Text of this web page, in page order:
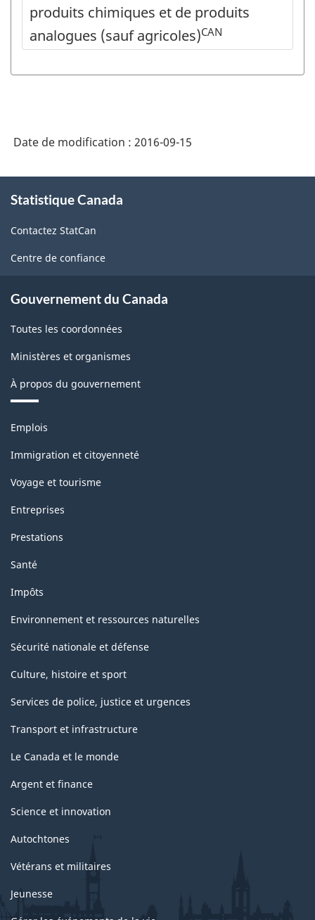
produits chimiques et de produits
analogues (sauf agricoles)CAN
Date de modification : 2016-09-15
propos
ce
site
Statistique Canada
Contactez StatCan
Centre de confiance
Gouvernement du Canada
Toutes les coordonnées
Ministères et organismes
À propos du gouvernement
Thèmes
sujets
Emplois
Immigration et citoyenneté
Voyage et tourisme
Entreprises
Prestations
Santé
Impôts
Environnement et ressources naturelles
Sécurité nationale et défense
Culture, histoire et sport
Services de police, justice et urgences
Transport et infrastructure
Le Canada et le monde
Argent et finance
Science et innovation
Autochtones
Vétérans et militaires
Jeunesse